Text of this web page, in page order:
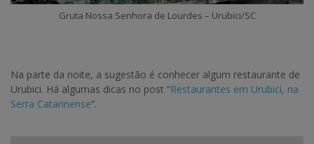
Gruta Nossa Senhora de Lourdes – Urubici/SC
Na parte da noite, a sugestão é conhecer algum restaurante de
Urubici. Há algumas dicas no post “Restaurantes em Urubici, na
Serra Catarinense“.